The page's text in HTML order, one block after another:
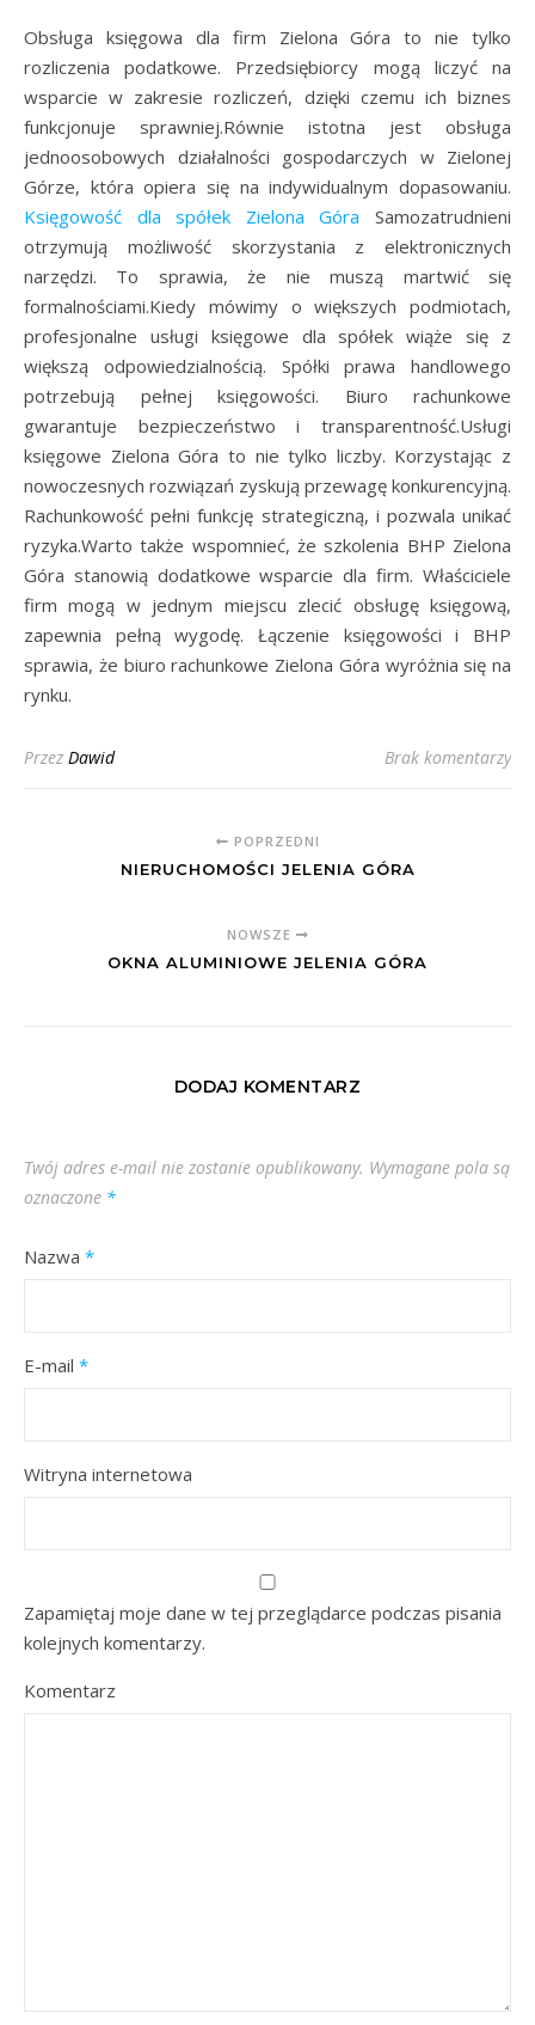
Obsługa księgowa dla firm Zielona Góra to nie tylko
rozliczenia podatkowe. Przedsiębiorcy mogą liczyć na
wsparcie w zakresie rozliczeń, dzięki czemu ich biznes
funkcjonuje sprawniej.Równie istotna jest obsługa
jednoosobowych działalności gospodarczych w Zielonej
Górze, która opiera się na indywidualnym dopasowaniu.
Księgowość dla spółek Zielona Góra Samozatrudnieni
otrzymują możliwość skorzystania z elektronicznych
narzędzi. To sprawia, że nie muszą martwić się
formalnościami.Kiedy mówimy o większych podmiotach,
profesjonalne usługi księgowe dla spółek wiąże się z
większą odpowiedzialnością. Spółki prawa handlowego
potrzebują pełnej księgowości. Biuro rachunkowe
gwarantuje bezpieczeństwo i transparentność.Usługi
księgowe Zielona Góra to nie tylko liczby. Korzystając z
nowoczesnych rozwiązań zyskują przewagę konkurencyjną.
Rachunkowość pełni funkcję strategiczną, i pozwala unikać
ryzyka.Warto także wspomnieć, że szkolenia BHP Zielona
Góra stanowią dodatkowe wsparcie dla firm. Właściciele
firm mogą w jednym miejscu zlecić obsługę księgową,
zapewnia pełną wygodę. Łączenie księgowości i BHP
sprawia, że biuro rachunkowe Zielona Góra wyróżnia się na
rynku.
Przez Dawid Brak komentarzy
POPRZEDNI
NIERUCHOMOŚCI JELENIA GÓRA
NOWSZE
OKNA ALUMINIOWE JELENIA GÓRA
DODAJ KOMENTARZ
Twój adres e-mail nie zostanie opublikowany. Wymagane pola są
oznaczone *
Nazwa *
E-mail *
Witryna internetowa
Zapamiętaj moje dane w tej przeglądarce podczas pisania
kolejnych komentarzy.
Komentarz